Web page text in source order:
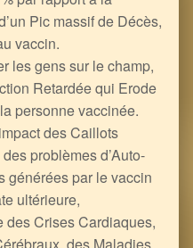
Pic massif de Décès,
vaccin.
les gens sur le champ,
Retardée qui Erode
personne vaccinée.
des Caillots
problèmes d’Auto-
générées par le vaccin
ultérieure,
des Crises Cardiaques,